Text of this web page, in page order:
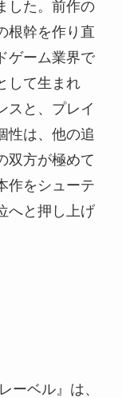
した。前作の
根幹を作り直
ゲーム業界で
して生まれ
スと、プレイ
性は、他の追
双方が極めて
作をシューテ
へと押し上げ
ーベル』は、